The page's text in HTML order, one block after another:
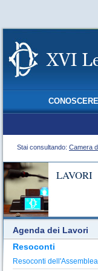
Stai consultando: Camera
LAVORI
Agenda dei Lavori
Resoconti
Resoconti dell'Assemblea